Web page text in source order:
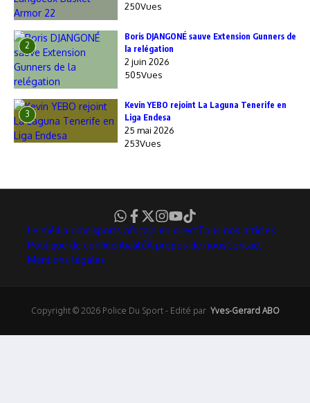
250Vues
2
Boris DJANGONÉ sauve Extension Gunners de
la relégation
2 juin 2026
505Vues
3
Kevin YEBO rejoint La Laguna Tenerife en
Liga Endesa
25 mai 2026
253Vues
Le média omnisports africain en directTous nos articles
Politique de confidentialitéÀ propos de nousContact
Mentions légales
Copyright © 2026 Police Du Sport - Edité par Yves-Gerard ABO